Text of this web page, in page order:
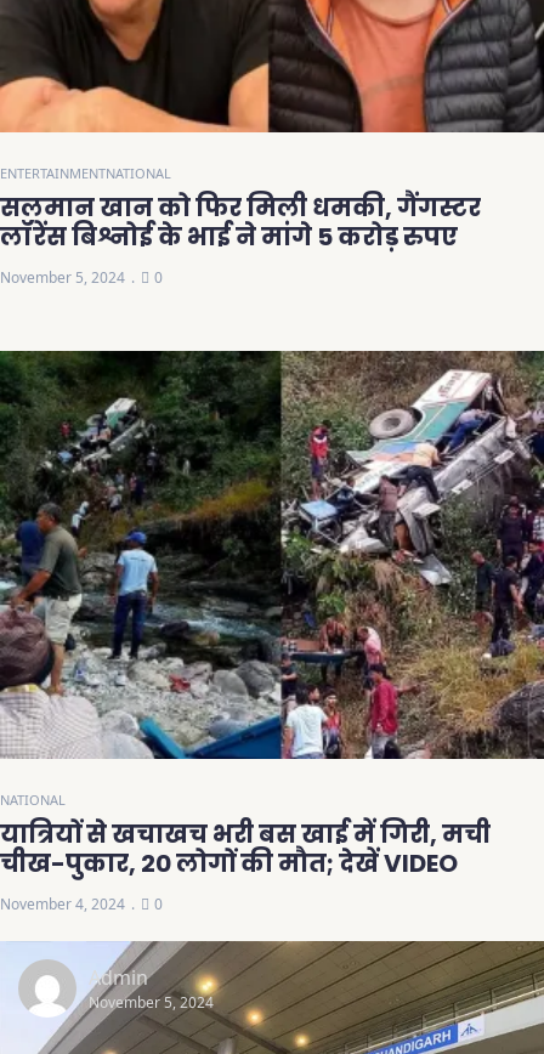
ENTERTAINMENTNATIONAL
सलमान खान को फिर मिली धमकी, गैंगस्टर
लॉरेंस बिश्नोई के भाई ने मांगे 5 करोड़ रुपए
November 5, 2024 0
NATIONAL
यात्रियों से खचाखच भरी बस खाई में गिरी, मची
चीख-पुकार, 20 लोगों की मौत; देखें VIDEO
November 4, 2024 0
Admin
November 5, 2024